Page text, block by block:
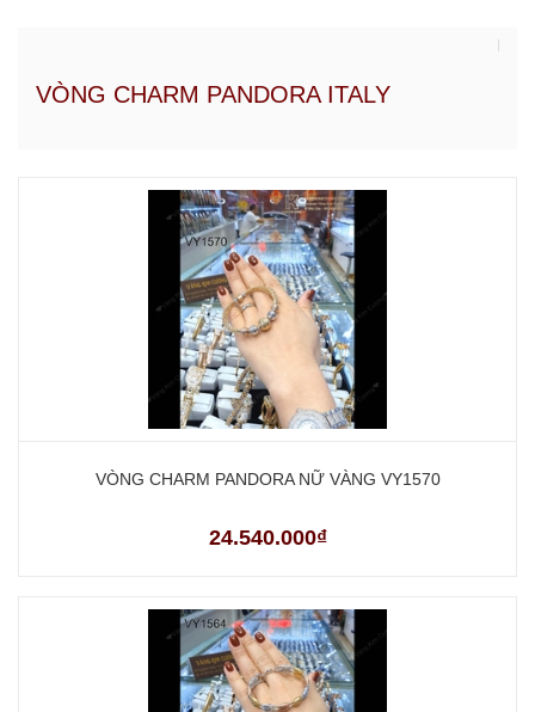
VÒNG CHARM PANDORA ITALY
VÒNG CHARM PANDORA NỮ VÀNG VY1570
24.540.000₫